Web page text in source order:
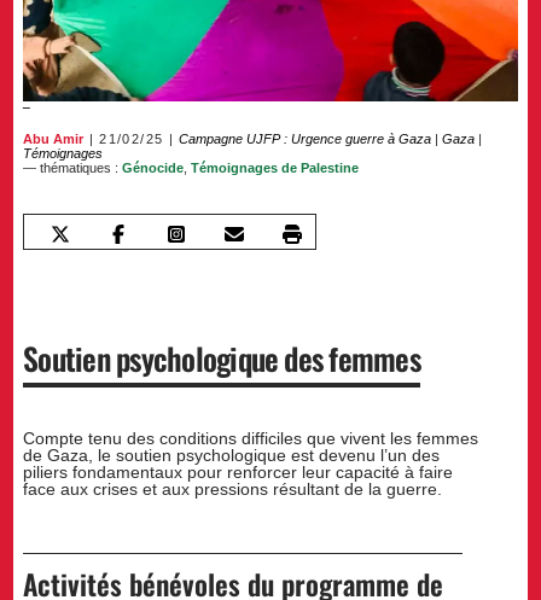
Abu Amir 21/02/25 Campagne UJFP : Urgence guerre à Gaza |Gaza
Témoignages
— thématiques :Génocide,Témoignages de Palestine
Soutien psychologique des femmes
Compte tenu des conditions difficiles que vivent les femmes
de Gaza, le soutien psychologique est devenu l’un des
piliers fondamentaux pour renforcer leur capacité à faire
face aux crises et aux pressions résultant de la guerre.
Activités bénévoles du programme de